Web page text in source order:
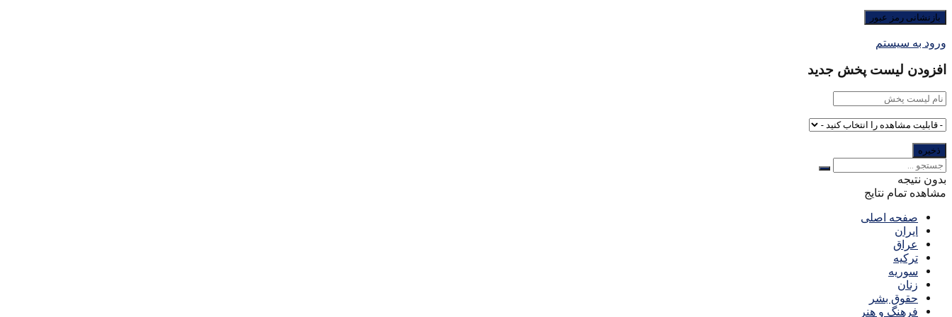
ورود به سیستم
افزودن لیست پخش جدید
بدون نتیجه
مشاهده تمام نتایج
صفحه اصلی
ایران
عراق
ترکیه
سوریه
زنان
حقوق بشر
فرهنگ و هنر